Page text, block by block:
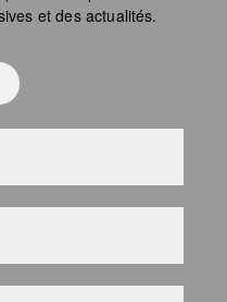
et des actualités.